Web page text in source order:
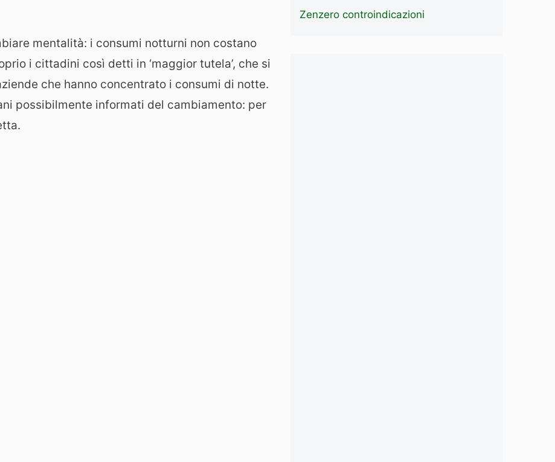
mentalità: i consumi notturni non costano
i cittadini così detti in ‘maggior tutela’, che si
che hanno concentrato i consumi di notte.
possibilmente informati del cambiamento: per
Zenzero controindicazioni